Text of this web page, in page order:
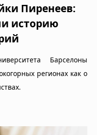
Пиренеев:
историю
Барселоны
регионах как о